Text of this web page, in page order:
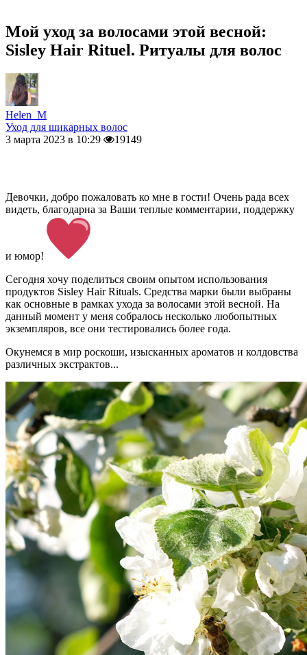
Мой уход за волосами этой весной:
Sisley Hair Rituel. Ритуалы для волос
Helen_M
Уход для шикарных волос
3 марта 2023 в 10:29
19149
Девочки, добро пожаловать ко мне в гости! Очень рада всех
видеть, благодарна за Ваши теплые комментарии, поддержку
и юмор!
Сегодня хочу поделиться своим опытом использования
продуктов Sisley Hair Rituals. Средства марки были выбраны
как основные в рамках ухода за волосами этой весной. На
данный момент у меня собралось несколько любопытных
экземпляров, все они тестировались более года.
Окунемся в мир роскоши, изысканных ароматов и колдовства
различных экстрактов...